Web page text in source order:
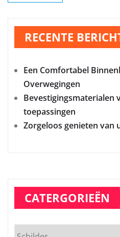
RECENTE
Een Comfortabel
Overwegingen
Bevestigingsmaterialen
toepassingen
Zorgeloos genieten van
CATERGORIEËN
Catergorieën